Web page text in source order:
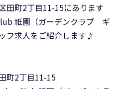
田町2丁目11-15にあります
祇園（ガーデンクラブ ギ
フ求人をご紹介します♪
町2丁目11-15